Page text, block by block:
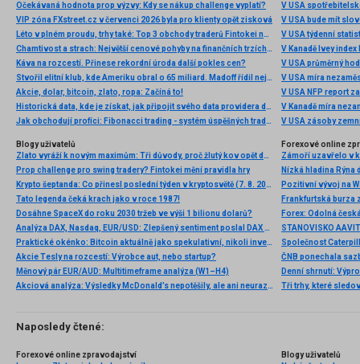
Očekávaná hodnota prop výzvy: Kdy se nákup challenge vyplatí?
VIP zóna FXstreet.cz v červenci 2026 byla pro klienty opět zisková
Léto v plném proudu, trhy také: Top 3 obchody traderů Fintokei na indexech a zlatě
Chamtivost a strach: Největší cenové pohyby na finančních trzích (červenec 2026)
Káva na rozcestí. Přinese rekordní úroda další pokles cen?
Stvořil elitní klub, kde Ameriku obral o 65 miliard. Madoff řídil největší Ponzi dějin
Akcie, dolar, bitcoin, zlato, ropa: Začíná to!
Historická data, kde je získat, jak připojit svého data providera do MultiCharts a proč je budeme potřebovat? (4. díl)
Jak obchodují profíci: Fibonacci trading - systém úspěšných traderů
V USA
V USA bude mít
V USA týdenní
V Kanadě Ivey index
V USA průměrný
V USA míra
V USA NFP report
V Kanadě míra
V USA zásoby
Blogy uživatelů
Zlato vyráží k novým maximům: Tři důvody, proč žlutý kov opět dominuje
Prop challenge pro swing tradery? Fintokei mění pravidla hry
Krypto šeptanda: Co přinesl poslední týden v kryptosvětě (7. 8. 2026)
Tato legenda čeká krach jako v roce 1987!
Dosáhne SpaceX do roku 2030 tržeb ve výši 1 bilionu dolarů?
Analýza DAX, Nasdaq, EUR/USD: Zlepšený sentiment poslal DAX na nová maxima
Praktické okénko: Bitcoin aktuálně jako spekulativní, nikoli investiční aktivum
Akcie Tesly na rozcestí: Výrobce aut, nebo startup?
Měnový pár EUR/AUD: Multitimeframe analýza (W1–H4)
Akciová analýza: Výsledky McDonald’s nepotěšily, ale ani neurazily. Jakou vizi společnost prezentovala?
Forexové online
Nízká hladina
Pozitivní vývoj na
Frankfurtská burza
Denní shrnutí:
Tři trhy, které
Naposledy čtené:
Forexové online zpravodajství
Blogy uživatelů